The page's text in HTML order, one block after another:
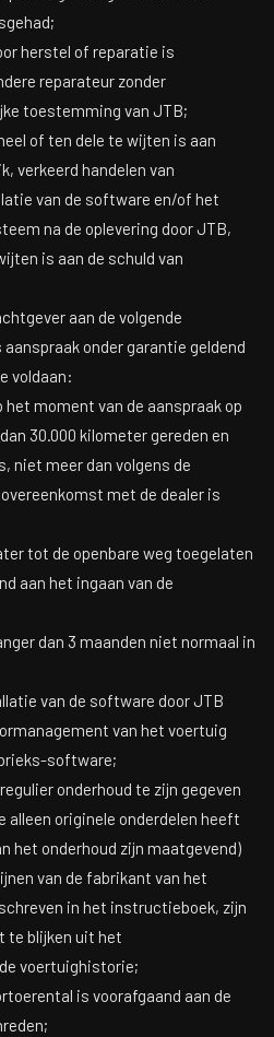
herstel of reparatie is
reparateur zonder
toestemming van JTB;
of ten dele te wijten is aan
verkeerd handelen van
van de software en/of het
na de oplevering door JTB,
is aan de schuld van
aan de volgende
onder garantie geldend
voldaan:
moment van de aanspraak op
30.000 kilometer gereden en
niet meer dan volgens de
met de dealer is
tot de openbare weg toegelaten
aan het ingaan van de
dan 3 maanden niet normaal in
van de software door JTB
van het voertuig
software;
onderhoud te zijn gegeven
alleen originele onderdelen heeft
het onderhoud zijn maatgevend)
van de fabrikant van het
in het instructieboek, zijn
te blijken uit het
voertuighistorie;
is voorafgaand aan de